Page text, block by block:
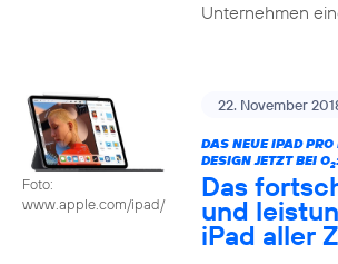
Unternehmen
Foto:
www.apple.com/ipad/
22. November
DAS NEUE IPAD
DESIGN JETZT BEI O2
Das
und
iPad aller